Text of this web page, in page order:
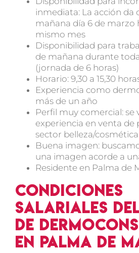
inmediata: La acción da
mañana día 6 de marzo
mismo mes
Disponibilidad para
de mañana durante
(jornada de 6 horas)
Horario: 9,30 a 15,30
Experiencia como
más de un año
Perfil muy comercial: se
experiencia en venta de
sector belleza/cosmética
Buena imagen:
una imagen acorde a
Residente en Palma de
Condiciones
salariales
de
en Palma de